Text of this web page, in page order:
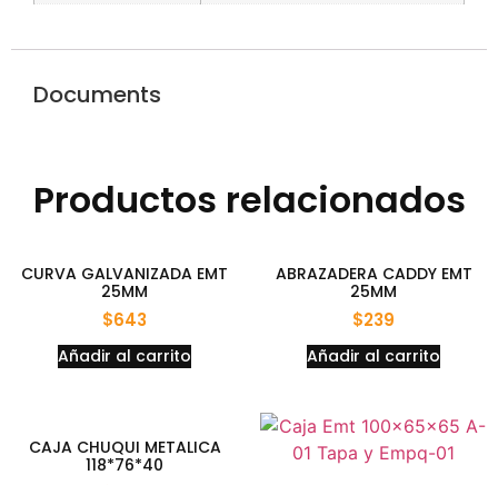
Documents
Productos relacionados
CURVA GALVANIZADA EMT
25MM
$643
Añadir al carrito
ABRAZADERA CADDY EMT
25MM
$239
Añadir al carrito
CAJA CHUQUI METALICA
118*76*40